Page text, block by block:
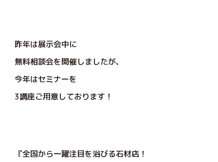
昨年は展示会中に
無料相談会を開催しましたが、
今年はセミナーを
3講座ご用意しております！
『全国から一躍注目を浴びる石材店！